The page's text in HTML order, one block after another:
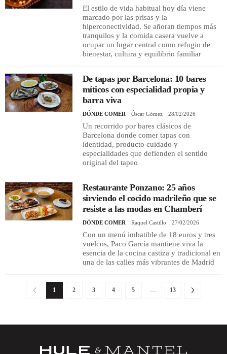
El estilo de vida habitual hoy día viene
marcado por las prisas y la
hiperconectividad. Se añoran tiempos más
tranquilos y la comida casera vuelve a
ocupar un lugar central como refugio de
bienestar, cultura y equilibrio familiar
De tapas por Barcelona: 10 bares
míticos con especialidad propia y
barra viva
DÓNDE COMER Óscar Gómez 28/02/2026
Un recorrido por bares clásicos de
Barcelona donde comer tapas con
identidad, producto cuidado y
especialidades que defienden el sentido
original del tapeo
Restaurante Ponzano: 25 años
sirviendo el cocido madrileño que se
resiste a las modas en Chamberí
DÓNDE COMER Raquel Castillo 27/02/2026
Con un menú imbatible de 18 euros y tres
vuelcos, Paco García mantiene viva la
esencia de la cocina castiza y tradicional en
una de las calles más vibrantes de Madrid
1 2 3 4 5 … 13